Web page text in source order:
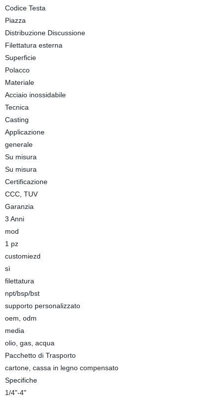
Codice Testa
Piazza
Distribuzione Discussione
Filettatura esterna
Superficie
Polacco
Materiale
Acciaio inossidabile
Tecnica
Casting
Applicazione
generale
Su misura
Su misura
Certificazione
CCC, TUV
Garanzia
3 Anni
mod
1 pz
customiezd
sì
filettatura
npt/bsp/bst
supporto personalizzato
oem, odm
media
olio, gas, acqua
Pacchetto di Trasporto
cartone, cassa in legno compensato
Specifiche
1/4"-4"